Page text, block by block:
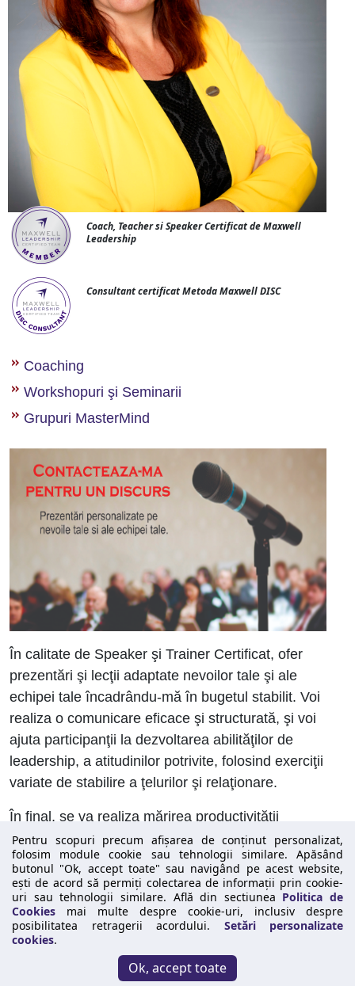
Coach, Teacher si Speaker Certificat de Maxwell
Leadership
Consultant certificat Metoda Maxwell DISC
Coaching
Workshopuri şi Seminarii
Grupuri MasterMind
În calitate de Speaker şi Trainer Certificat, ofer
prezentări şi lecţii adaptate nevoilor tale şi ale
echipei tale încadrându-mă în bugetul stabilit. Voi
realiza o comunicare eficace şi structurată, şi voi
ajuta participanţii la dezvoltarea abilităţilor de
leadership, a atitudinilor potrivite, folosind exerciţii
variate de stabilire a ţelurilor şi relaţionare.
În final, se va realiza mărirea productivităţii
datorită influenţei pozitive pe care membrii o vor
avea asupra grupului ca un întreg.
Contactează-mă . Aştept cu nerăbdare să te asist
în drumul tău spre a deveni un leader de succes.
Maxwell Leadership|Confidentialitate|Termeni si conditii
Pentru scopuri precum afișarea de conținut personalizat,
folosim module cookie sau tehnologii similare. Apăsând
butonul "Ok, accept toate" sau navigând pe acest website,
ești de acord să permiți colectarea de informații prin cookie-
uri sau tehnologii similare. Află din sectiunea Politica de
Cookies mai multe despre cookie-uri, inclusiv despre
posibilitatea retragerii acordului. Setări personalizate
cookies.
Ok, accept toate